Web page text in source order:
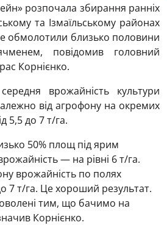
розпочала збирання ранніх
та Ізмаїльському районах
обмолотили близько половини
повідомив головний
Корнієнко.
врожайність культури
від агрофону на окремих
5,5 до 7 т/га.
50% площ під ярим
— на рівні 6 т/га.
врожайність по полях
7 т/га. Це хороший результат.
тим, що бачимо на
Корнієнко.